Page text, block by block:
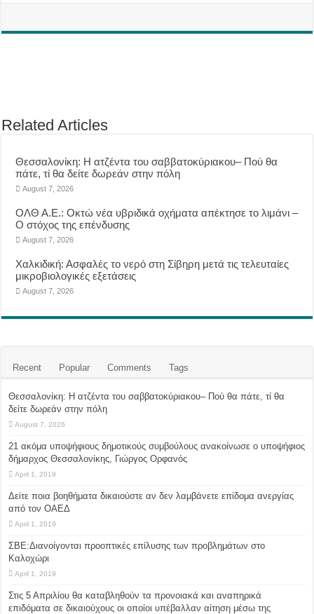
Related Articles
Θεσσαλονίκη: Η ατζέντα του σαββατοκύριακου– Πού θα
πάτε, τί θα δείτε δωρεάν στην πόλη
August 7, 2026
ΟΛΘ Α.Ε.: Οκτώ νέα υβριδικά οχήματα απέκτησε το λιμάνι –
Ο στόχος της επένδυσης
August 7, 2026
Χαλκιδική: Ασφαλές το νερό στη Σίβηρη μετά τις τελευταίες
μικροβιολογικές εξετάσεις
August 7, 2026
Recent Popular Comments Tags
Θεσσαλονίκη: Η ατζέντα του σαββατοκύριακου– Πού θα πάτε, τί θα
δείτε δωρεάν στην πόλη
August 7, 2026
21 ακόμα υποψήφιους δημοτικούς συμβούλους ανακοίνωσε ο υποψήφιος
δήμαρχος Θεσσαλονίκης, Γιώργος Ορφανός
April 1, 2019
Δείτε ποια βοηθήματα δικαιούστε αν δεν λαμβάνετε επίδομα ανεργίας
από τον ΟΑΕΔ
April 1, 2019
ΣΒΕ:Διανοίγονται προοπτικές επίλυσης των προβλημάτων στο
Καλοχώρι
April 1, 2019
Στις 5 Απριλίου θα καταβληθούν τα προνοιακά και αναπηρικά
επιδόματα σε δικαιούχους οι οποίοι υπέβαλλαν αίτηση μέσω της